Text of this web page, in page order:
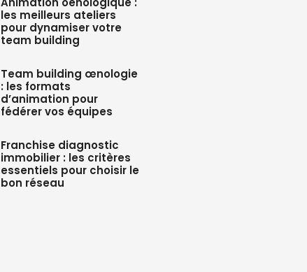
les meilleurs ateliers
pour dynamiser votre
team building
Team building œnologie
: les formats
d’animation pour
fédérer vos équipes
Franchise diagnostic
immobilier : les critères
essentiels pour choisir le
bon réseau